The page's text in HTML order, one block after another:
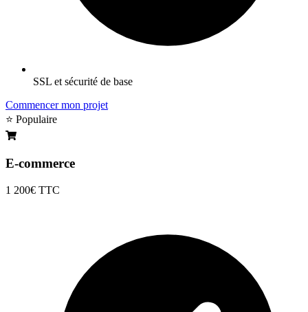
SSL et sécurité de base
Commencer mon projet
⭐ Populaire
E-commerce
1 200€ TTC